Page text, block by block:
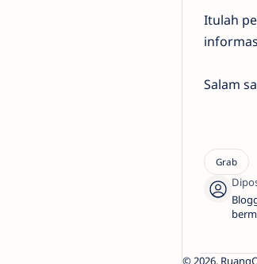
Itulah
Salam